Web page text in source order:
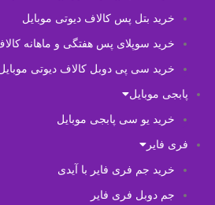
خرید بتل پس کالاف دیوتی موبایل
خرید سوپلای پس هفتگی و ماهانه
خرید سی پی دوبل کالاف دیوتی
پابجی موبایل
خرید یو سی پابجی موبایل
فری فایر
خرید جم فری فایر با آیدی
جم دوبل فری فایر